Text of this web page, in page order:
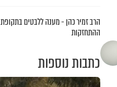
הרב זמיר כהן - מענה ללבטים בתקופת
ההתחזקות
כתבות נוספות